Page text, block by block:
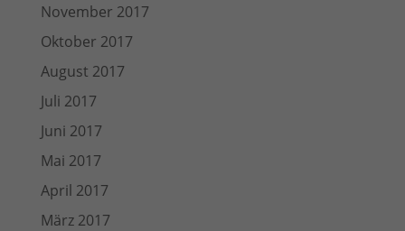
November 2017
Oktober 2017
August 2017
Juli 2017
Juni 2017
Mai 2017
April 2017
März 2017